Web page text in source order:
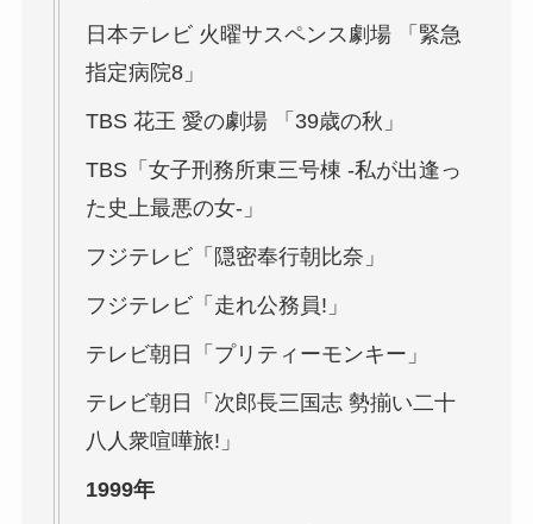
日本テレビ 火曜サスペンス劇場 「緊急
指定病院8」
TBS 花王 愛の劇場 「39歳の秋」
TBS「女子刑務所東三号棟 -私が出逢っ
た史上最悪の女-」
フジテレビ「隠密奉行朝比奈」
フジテレビ「走れ公務員!」
テレビ朝日「プリティーモンキー」
テレビ朝日「次郎長三国志 勢揃い二十
八人衆喧嘩旅!」
1999年